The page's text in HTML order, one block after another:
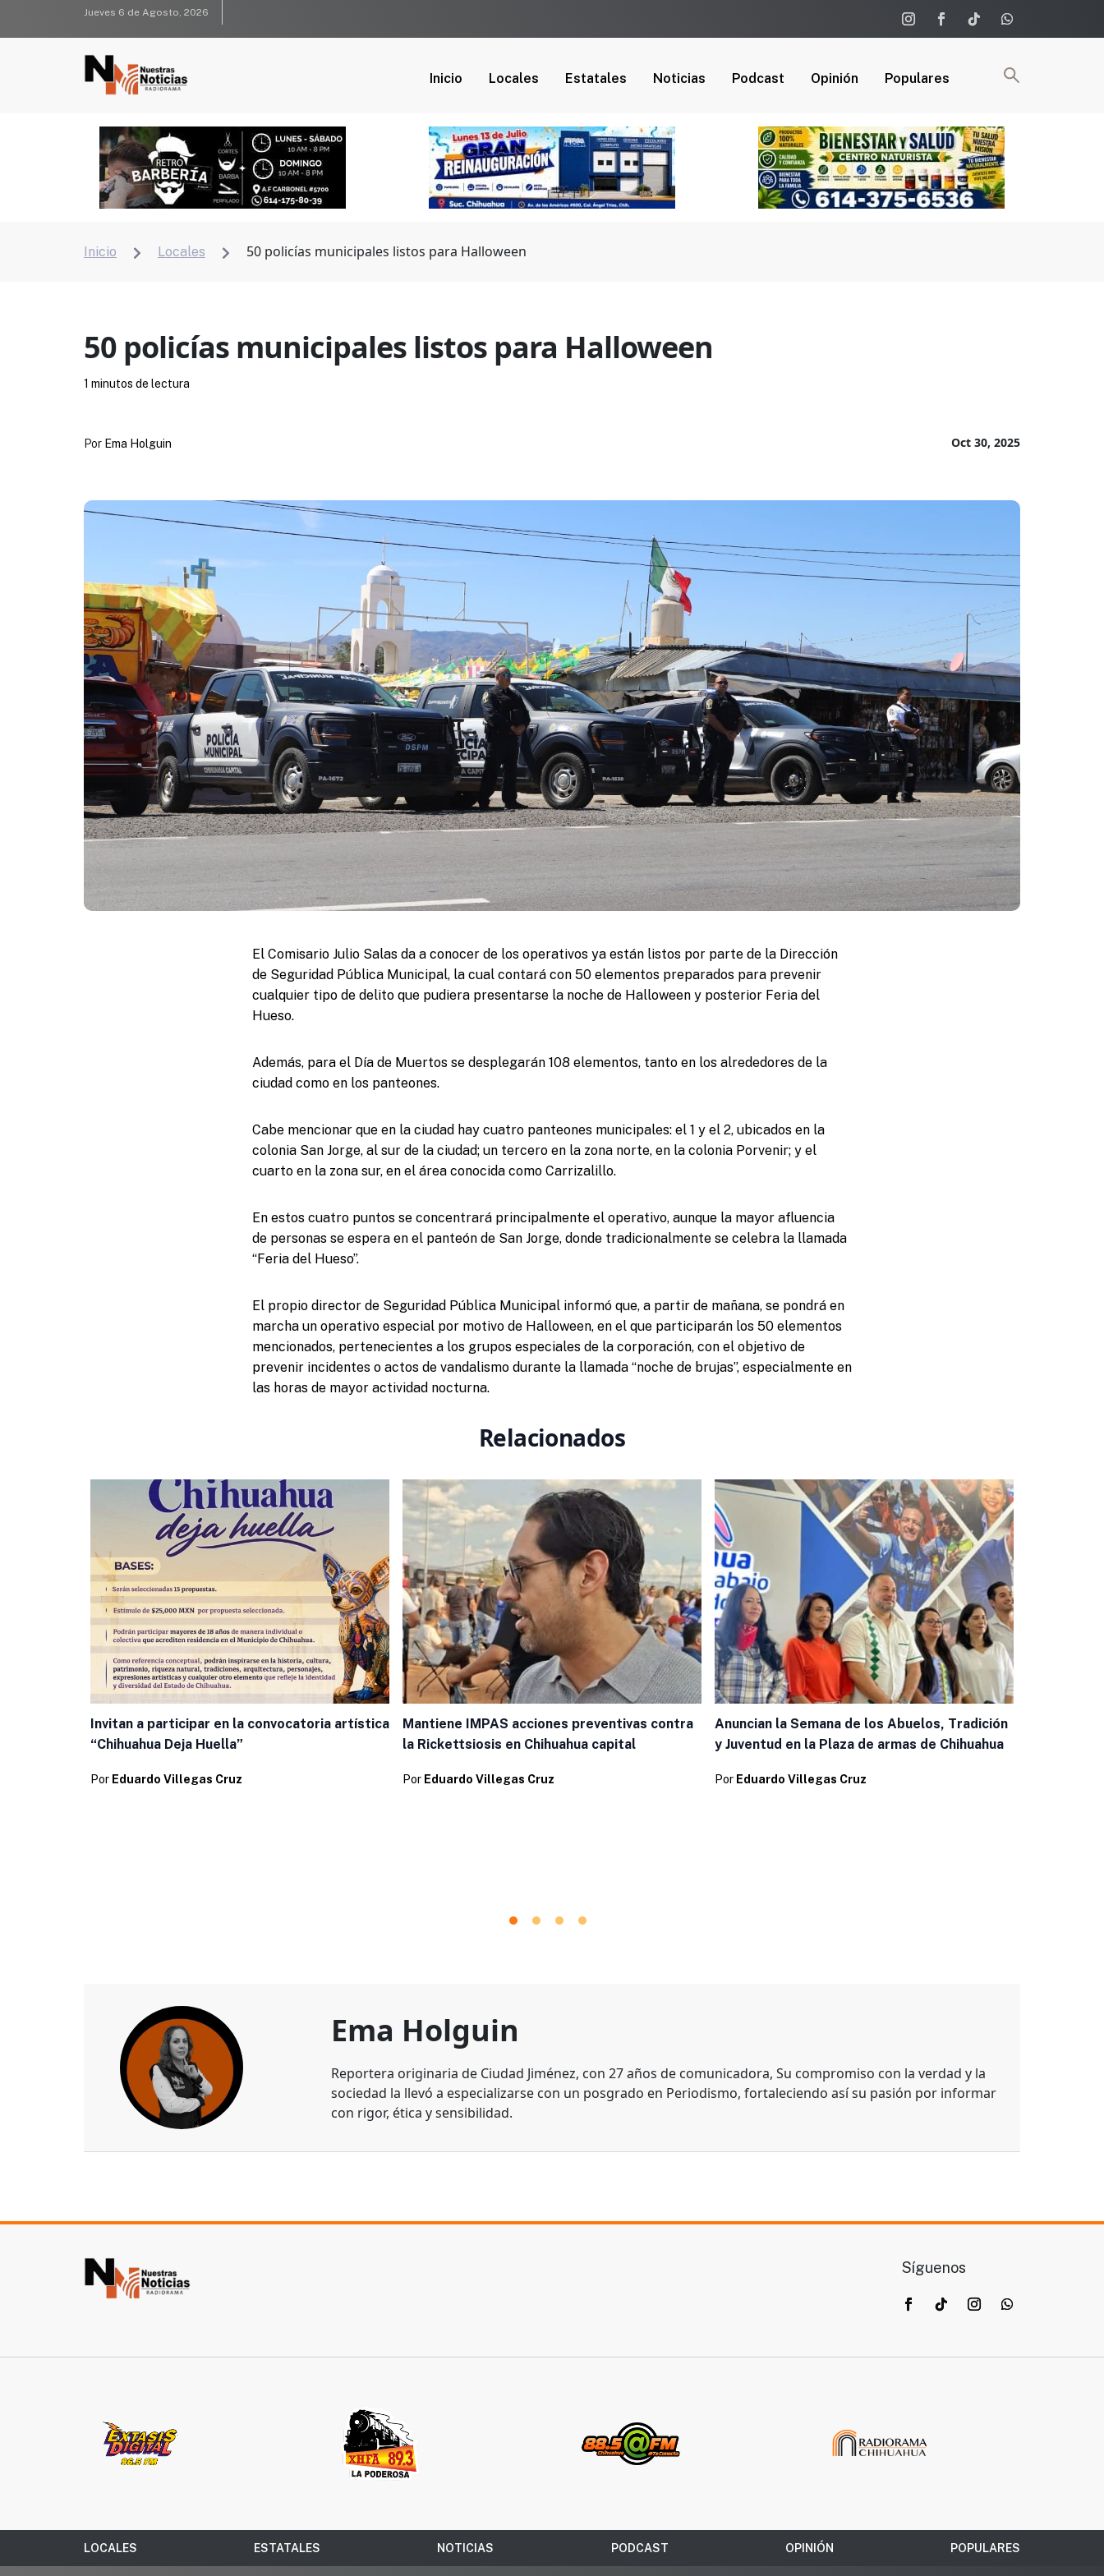
Jueves 6 de Agosto, 2026
Inicio Locales Estatales Noticias Podcast Opinión Populares
Inicio  Locales  50 policías municipales listos para Halloween
50 policías municipales listos para Halloween
Oct 30, 2025
Por Ema Holguin
1 minutos de lectura
El Comisario Julio Salas da a conocer de los operativos ya están listos por parte de la Dirección
de Seguridad Pública Municipal, la cual contará con 50 elementos preparados para prevenir
cualquier tipo de delito que pudiera presentarse la noche de Halloween y posterior Feria del
Hueso.
Además, para el Día de Muertos se desplegarán 108 elementos, tanto en los alrededores de la
ciudad como en los panteones.
Cabe mencionar que en la ciudad hay cuatro panteones municipales: el 1 y el 2, ubicados en la
colonia San Jorge, al sur de la ciudad; un tercero en la zona norte, en la colonia Porvenir; y el
cuarto en la zona sur, en el área conocida como Carrizalillo.
En estos cuatro puntos se concentrará principalmente el operativo, aunque la mayor afluencia
de personas se espera en el panteón de San Jorge, donde tradicionalmente se celebra la llamada
“Feria del Hueso”.
El propio director de Seguridad Pública Municipal informó que, a partir de mañana, se pondrá en
marcha un operativo especial por motivo de Halloween, en el que participarán los 50 elementos
mencionados, pertenecientes a los grupos especiales de la corporación, con el objetivo de
prevenir incidentes o actos de vandalismo durante la llamada “noche de brujas”, especialmente en
las horas de mayor actividad nocturna.
Relacionados
Invitan a participar en la convocatoria artística
“Chihuahua Deja Huella”
Por Eduardo Villegas Cruz
Mantiene IMPAS acciones preventivas contra
la Rickettsiosis en Chihuahua capital
Por Eduardo Villegas Cruz
Anuncian la Semana de los Abuelos, Tradición
y Juventud en la Plaza de armas de Chihuahua
Por Eduardo Villegas Cruz
Ema Holguin
Reportera originaria de Ciudad Jiménez, con 27 años de comunicadora, Su compromiso con la verdad y la
sociedad la llevó a especializarse con un posgrado en Periodismo, fortaleciendo así su pasión por informar
con rigor, ética y sensibilidad.
Síguenos
LOCALES ESTATALES NOTICIAS PODCAST OPINIÓN POPULARES